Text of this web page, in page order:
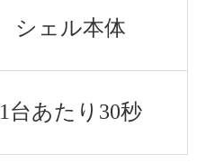
シェル本体
1台あたり30秒